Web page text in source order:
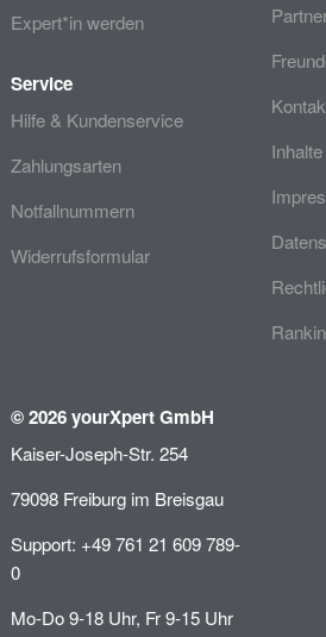
Expert*in werden
Service
Hilfe & Kundenservice
Zahlungsarten
Notfallnummern
Widerrufsformular
© 2026 yourXpert GmbH
Kaiser-Joseph-Str. 254
79098 Freiburg im Breisgau
Support: +49 761 21 609 789-
0
Mo-Do 9-18 Uhr, Fr 9-15 Uhr